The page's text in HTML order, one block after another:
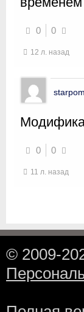
0 0
12 л. назад
0 0
11 л. назад
© 2009-